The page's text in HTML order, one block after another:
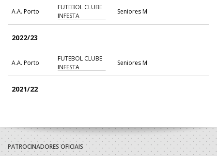
A.A. Porto
FUTEBOL CLUBE
INFESTA
Seniores M
2022/23
A.A. Porto
FUTEBOL CLUBE
INFESTA
Seniores M
2021/22
2020/21
PATROCINADORES OFICIAIS